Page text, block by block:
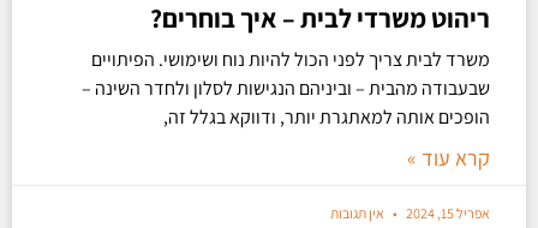
ריהוט משרדי לבית – איך בוחרים?
משרד לבית צריך לפני הכול להיות נוח ושימושי. הפיתויים
שבעבודה מהבית – וביניהם הנגישות לסלון ולחדר השינה –
הופכים אותה למאתגרת יותר, ודווקא בגלל זה,
קרא עוד »
אפריל 15, 2024 אין תגובות